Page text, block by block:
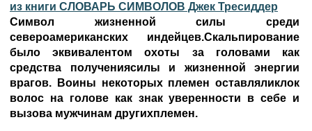
из книги СЛОВАРЬ СИМВОЛОВ Джек Тресиддер
Символ жизненной силы среди
североамериканских индейцев.Скальпирование
было эквивалентом охоты за головами как
средства получениясилы и жизненной энергии
врагов. Воины некоторых племен оставляликлок
волос на голове как знак уверенности в себе и
вызова мужчинам другихплемен.